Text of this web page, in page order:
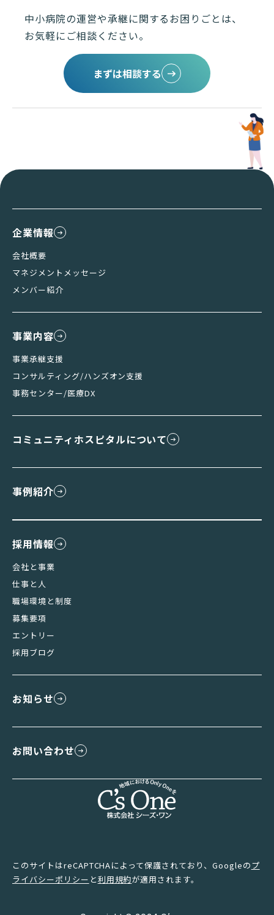
中小病院の運営や承継に関するお困りごとは、
お気軽にご相談ください。
まずは相談する
このサイトはreCAPTCHAによって保護されており、Googleのプ
ライバシーポリシー と利用規約が適用されます。
企業情報
会社概要
マネジメントメッセージ
メンバー紹介
事業内容
事業承継支援
コンサルティング/ハンズオン支援
事務センター/医療DX
コミュニティホスピタルについて
事例紹介
採用情報
会社と事業
仕事と人
職場環境と制度
募集要項
エントリー
採用ブログ
お知らせ
お問い合わせ